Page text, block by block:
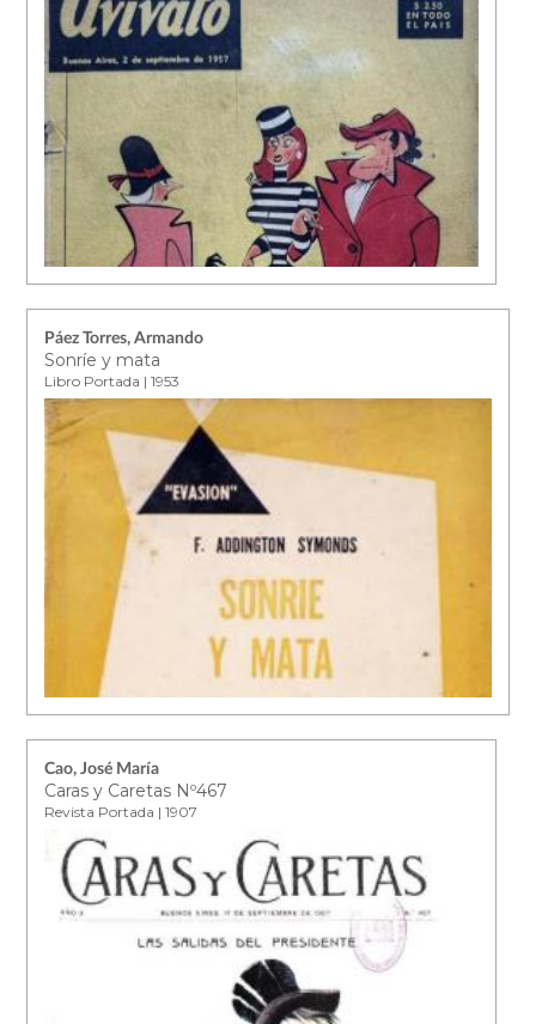
Páez Torres, Armando
Sonríe y mata
Libro Portada | 1953
Cao, José María
Caras y Caretas Nº467
Revista Portada | 1907